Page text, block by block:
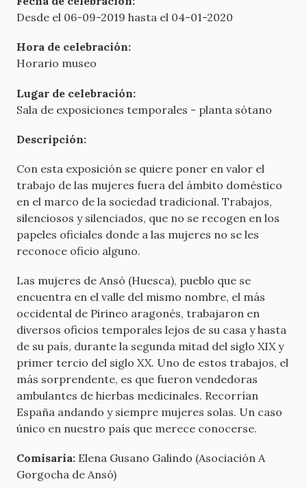
Desde el 06-09-2019 hasta el 04-01-2020
Hora de celebración:
Horario museo
Lugar de celebración:
Sala de exposiciones temporales - planta sótano
Descripción:
Con esta exposición se quiere poner en valor el
trabajo de las mujeres fuera del ámbito doméstico
en el marco de la sociedad tradicional. Trabajos,
silenciosos y silenciados, que no se recogen en los
papeles oficiales donde a las mujeres no se les
reconoce oficio alguno.
Las mujeres de Ansó (Huesca), pueblo que se
encuentra en el valle del mismo nombre, el más
occidental de Pirineo aragonés, trabajaron en
diversos oficios temporales lejos de su casa y hasta
de su país, durante la segunda mitad del siglo XIX y
primer tercio del siglo XX. Uno de estos trabajos, el
más sorprendente, es que fueron vendedoras
ambulantes de hierbas medicinales. Recorrían
España andando y siempre mujeres solas. Un caso
único en nuestro país que merece conocerse.
Comisaria: Elena Gusano Galindo (Asociación A
Gorgocha de Ansó)